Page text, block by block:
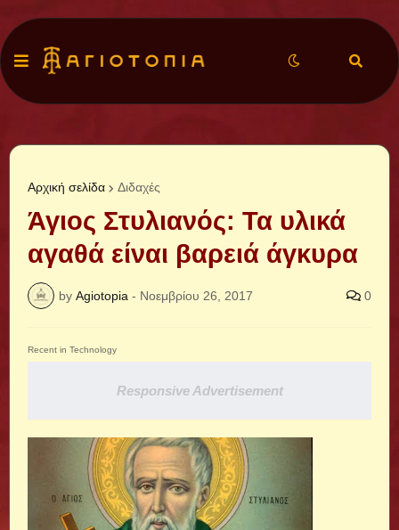
Αρχική σελίδα Διδαχές
Άγιος Στυλιανός: Τα υλικά
αγαθά είναι βαρειά άγκυρα
by Agiotopia - Νοεμβρίου 26, 2017 0
Recent in Technology
Responsive Advertisement